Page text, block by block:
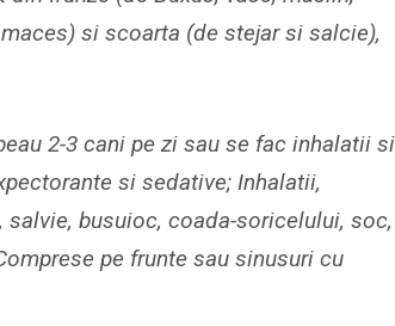
si scoarta (de stejar si salcie),
2-3 cani pe zi sau se fac inhalatii si
si sedative; Inhalatii,
busuioc, coada-soricelului, soc,
pe frunte sau sinusuri cu